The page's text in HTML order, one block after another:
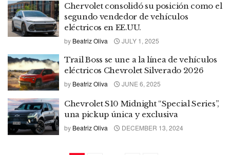
Chervolet consolidó su posición como el
segundo vendedor de vehículos
eléctricos en EE.UU.
by Beatriz Oliva JULY 1, 2025
Trail Boss se une a la línea de vehículos
eléctricos Chevrolet Silverado 2026
by Beatriz Oliva JUNE 6, 2025
Chevrolet S10 Midnight “Special Series”,
una pickup única y exclusiva
by Beatriz Oliva DECEMBER 13, 2024